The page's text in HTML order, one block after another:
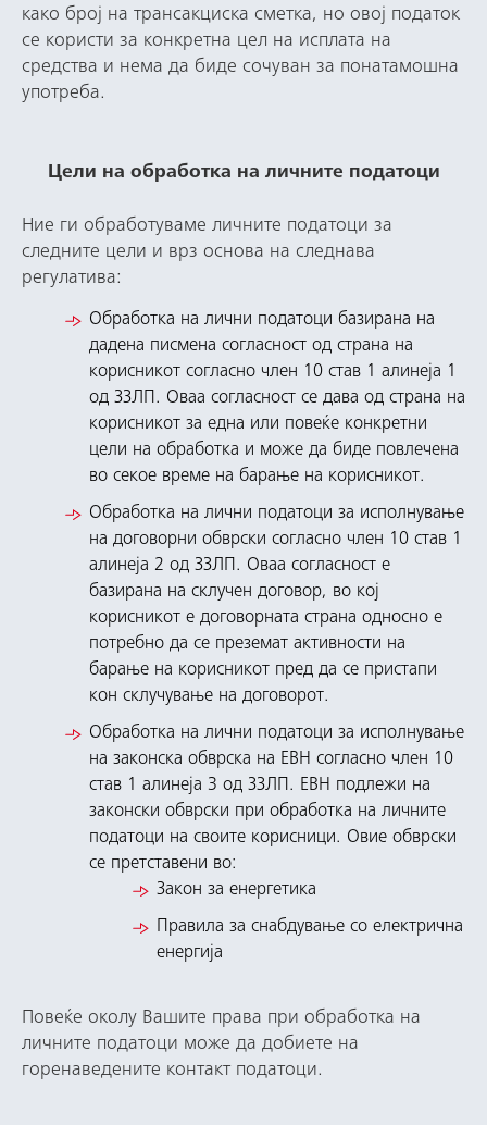
како број на трансакциска сметка, но овој податок
се користи за конкретна цел на исплата на
средства и нема да биде сочуван за понатамошна
употреба.
Цели на обработка на личните податоци
Ние ги обработуваме личните податоци за
следните цели и врз основа на следнава
регулатива:
Обработка на лични податоци базирана на
дадена писмена согласност од страна на
корисникот согласно член 10 став 1 алинеја 1
од ЗЗЛП. Оваа согласност се дава од страна на
корисникот за една или повеќе конкретни
цели на обработка и може да биде повлечена
во секое време на барање на корисникот.
Обработка на лични податоци за исполнување
на договорни обврски согласно член 10 став 1
алинеја 2 од ЗЗЛП. Оваа согласност е
базирана на склучен договор, во кој
корисникот е договорната страна односно е
потребно да се преземат активности на
барање на корисникот пред да се пристапи
кон склучување на договорот.
Обработка на лични податоци за исполнување
на законска обврска на ЕВН согласно член 10
став 1 алинеја 3 од ЗЗЛП. ЕВН подлежи на
законски обврски при обработка на личните
податоци на своите корисници. Овие обврски
се претставени во:
Закон за енергетика
Правила за снабдување со електрична
енергија
Повеќе околу Вашите права при обработка на
личните податоци може да добиете на
горенаведените контакт податоци.